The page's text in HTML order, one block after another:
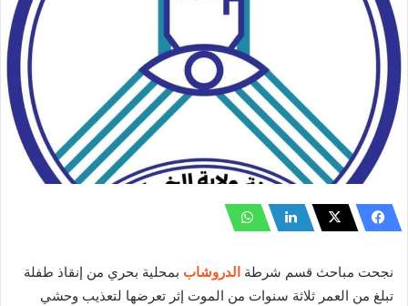
نجحت مباحث قسم شرطة الدروشاب بمحلية بحري من إنقاذ طفلة
تبلغ من العمر ثلاثة سنوات من الموت إثر تعرضها لتعذيب وحشي